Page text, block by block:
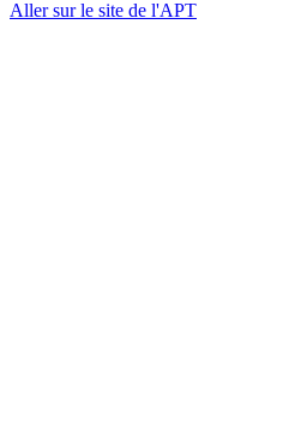
Aller sur le site de l'APT